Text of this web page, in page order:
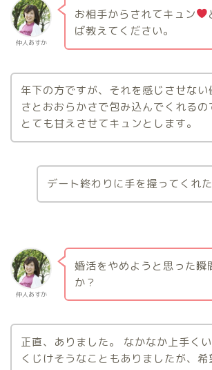
仲人あすか
お相手からされてキュン
ば教えてください。
年下の方ですが、それを感じさせない
さとおおらかさで包み込んでくれるの
とても甘えさせてキュンとします。
デート終わりに手を握ってくれ
仲人あすか
婚活をやめようと思った瞬
か？
正直、ありました。 なかなか上手く
くじけそうなこともありましたが、希